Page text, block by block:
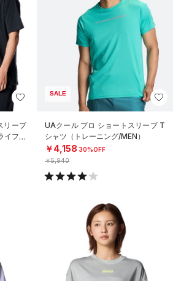
リープ
フス
SALE
UAクール プロ ショートスリーブ T
シャツ（トレーニング/MEN）
￥4,158 30%OFF
￥5,940